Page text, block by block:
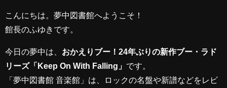
こんにちは。夢中図書館へようこそ！
館長のふゆきです。
今日の夢中は、 おかえりブー！24年ぶりの新作ブー・ラド
リーズ「Keep On With Falling」 です。
「夢中図書館 音楽館」は、ロックの名盤や新譜などをレビ